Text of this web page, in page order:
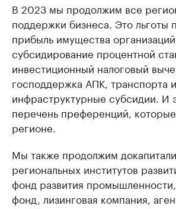
В 2023 мы продолжим все
поддержки бизнеса. Это льготы
прибыль имущества организаций,
субсидирование процентной
инвестиционный налоговый
господдержка АПК, транспорта
инфраструктурные субсидии. И
перечень преференций,
регионе.
Мы также продолжим
региональных институтов
фонд развития
фонд, лизинговая компания,